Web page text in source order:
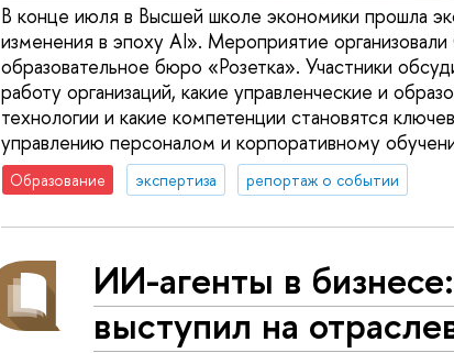
В конце июля в Высшей школе экономики прошла
изменения в эпоху AI». Мероприятие
образовательное бюро «Розетка». Участники
работу организаций, какие управленческие и
технологии и какие компетенции становятся
управлению персоналом и корпоративному
Образование экспертиза репортаж о событии
ИИ-агенты в
выступил на